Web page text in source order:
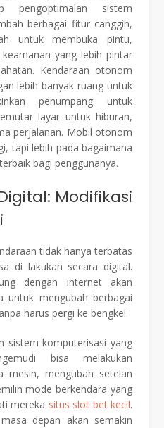
pengoptimalan sistem
berbagai fitur canggih,
untuk membuka pintu,
yang lebih pintar
Kendaraan otonom
lebih banyak ruang untuk
penumpang untuk
layar untuk hiburan,
perjalanan. Mobil otonom
tapi lebih pada bagaimana
bagi penggunanya.
Modifikasi
tidak hanya terbatas
di lakukan secara digital.
dengan internet akan
untuk mengubah berbagai
harus pergi ke bengkel.
sistem komputerisasi yang
bisa melakukan
mesin, mengubah setelan
mode berkendara yang
mereka situs slot bet kecil.
depan akan semakin